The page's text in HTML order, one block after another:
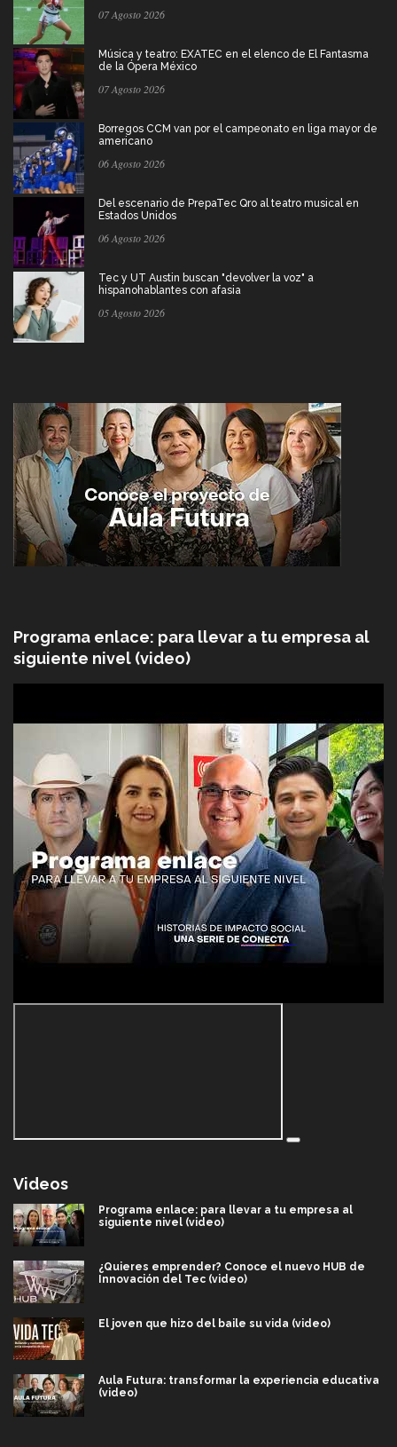
07 Agosto 2026
Música y teatro: EXATEC en el elenco de El Fantasma
de la Ópera México
07 Agosto 2026
Borregos CCM van por el campeonato en liga mayor de
americano
06 Agosto 2026
Del escenario de PrepaTec Qro al teatro musical en
Estados Unidos
06 Agosto 2026
Tec y UT Austin buscan "devolver la voz" a
hispanohablantes con afasia
05 Agosto 2026
Programa enlace: para llevar a tu empresa al
siguiente nivel (video)
Videos
Programa enlace: para llevar a tu empresa al
siguiente nivel (video)
¿Quieres emprender? Conoce el nuevo HUB de
Innovación del Tec (video)
El joven que hizo del baile su vida (video)
Aula Futura: transformar la experiencia educativa
(video)